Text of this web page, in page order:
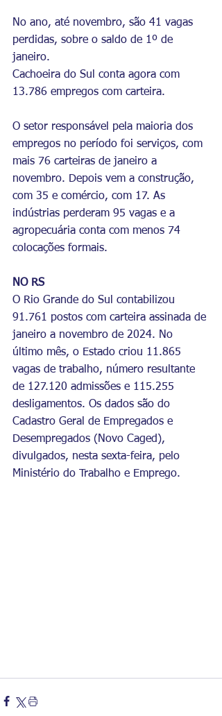
No ano, até novembro, são 41 vagas
perdidas, sobre o saldo de 1º de
janeiro.
Cachoeira do Sul conta agora com
13.786 empregos com carteira.
O setor responsável pela maioria dos
empregos no período foi serviços, com
mais 76 carteiras de janeiro a
novembro. Depois vem a construção,
com 35 e comércio, com 17. As
indústrias perderam 95 vagas e a
agropecuária conta com menos 74
colocações formais.
NO RS
O Rio Grande do Sul contabilizou
91.761 postos com carteira assinada de
janeiro a novembro de 2024. No
último mês, o Estado criou 11.865
vagas de trabalho, número resultante
de 127.120 admissões e 115.255
desligamentos. Os dados são do
Cadastro Geral de Empregados e
Desempregados (Novo Caged),
divulgados, nesta sexta-feira, pelo
Ministério do Trabalho e Emprego.